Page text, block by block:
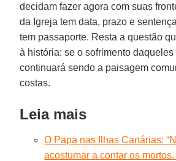
decidam fazer agora com suas
da Igreja tem data, prazo e
tem passaporte. Resta a questão
à história: se o sofrimento daqueles
continuará sendo a paisagem
costas.
Leia mais
O Papa nas Ilhas Canárias:
acostumar a contar os